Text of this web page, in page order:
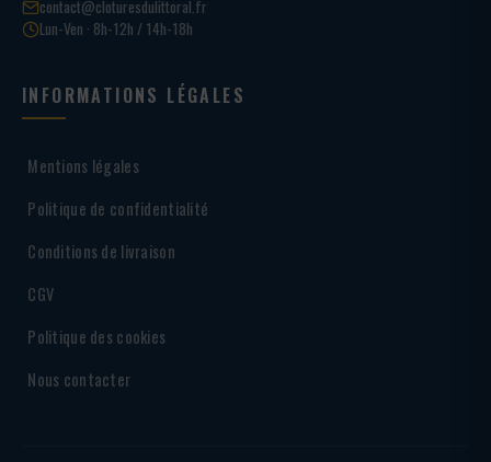
contact@cloturesdulittoral.fr
Lun-Ven · 8h-12h / 14h-18h
INFORMATIONS LÉGALES
Mentions légales
Politique de confidentialité
Conditions de livraison
CGV
Politique des cookies
Nous contacter